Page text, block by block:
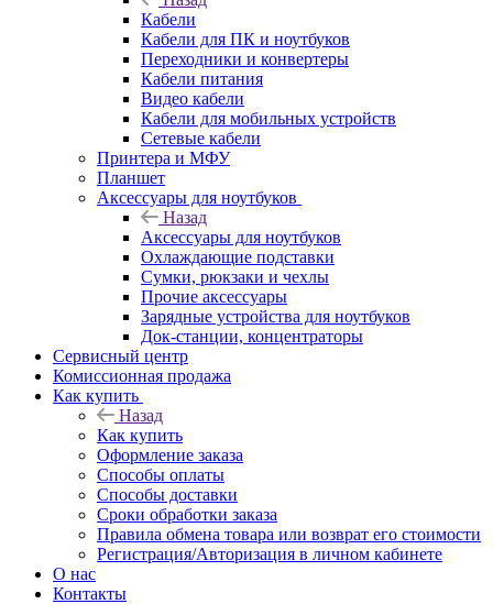
Кабели
Кабели для ПК и ноутбуков
Переходники и конвертеры
Кабели питания
Видео кабели
Кабели для мобильных устройств
Сетевые кабели
Принтера и МФУ
Планшет
Аксессуары для ноутбуков
Назад
Аксессуары для ноутбуков
Охлаждающие подставки
Сумки, рюкзаки и чехлы
Прочие аксессуары
Зарядные устройства для ноутбуков
Док-станции, концентраторы
Сервисный центр
Комиссионная продажа
Как купить
Назад
Как купить
Оформление заказа
Способы оплаты
Способы доставки
Сроки обработки заказа
Правила обмена товара или возврат его стоимости
Регистрация/Авторизация в личном кабинете
О нас
Контакты